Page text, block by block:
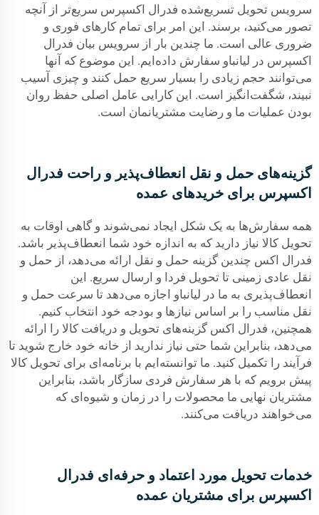
سرویس تحویل تسریع‌شده فدرال اکسپرس سریع‌تر از آنچه
تصور می‌کنید، برسند. این امر برای تمام کارهای فوری و
ضروری عالی است. ما چندین بار از سرویس بیان فدرال
اکسپرس در لیانباو سفارش داده‌ایم. این موضوع که آنها
می‌توانند حجم زیادی را بسیار سریع حمل کنند و چیزی آسیب
نبیند، شگفت‌انگیز است. این کارایی عامل اصلی حفظ روان
بودن عملیات ما و رضایت مشتریانمان است.
گزینه‌های حمل و نقل انعطاف‌پذیر و راحت فدرال
اکسپرس برای خریدهای عمده
همه سفارش‌ها به یک شکل ایجاد نمی‌شوند و گاهی اوقات به
تحویل کالا نیاز دارید که به اندازه خود شما انعطاف‌پذیر باشد.
فدرال اکس چندین گزینه حمل و نقل ارائه می‌دهد، از حمل و
نقل عادی زمینی تا تحویل فردا و ارسال سریع. این
انعطاف‌پذیری به ما در لیانباو اجازه می‌دهد تا سرعت حمل و
نقل مناسب را بر اساس نیازها و بودجه خود انتخاب کنیم.
همچنین، فدرال اکس گزینه‌های تحویل و دریافت کالا را ارائه
می‌دهد، بنابراین شما حتی نیاز ندارید از خانه خود خارج شوید تا
فرآیند را تکمیل کنید. ما توانسته‌ایم با برنامه‌ای برای تحویل کالا
پیش برویم که با هر سفارش فردی سازگار باشد، بنابراین
مشتریان نهایی ما محصولات را در زمان و شیوه‌ای که
می‌خواهند دریافت می‌کنند.
خدمات تحویل مورد اعتماد و حرفه‌ای فدرال
اکسپرس برای مشتریان عمده